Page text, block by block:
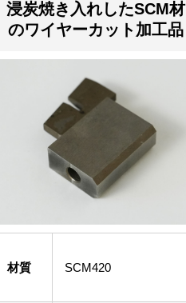
浸炭焼き入れしたSCM材
のワイヤーカット加工品
材質 SCM420